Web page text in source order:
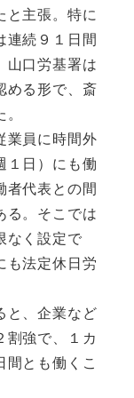
と主張。特に
連続９１日間
山口労基署は
める形で、斎
業員に時間外
１日）にも働
者代表との間
る。そこでは
なく設定で
も法定休日労
と、企業など
割強で、１カ
間とも働くこ